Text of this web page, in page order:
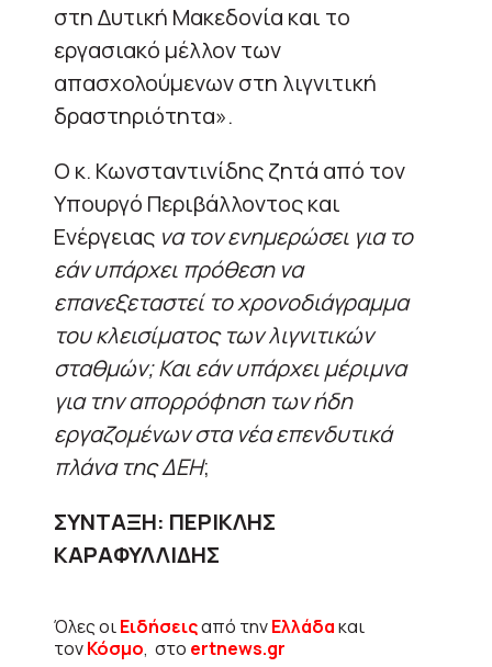
στη Δυτική Μακεδονία και το
εργασιακό μέλλον των
απασχολούμενων στη λιγνιτική
δραστηριότητα».
Ο κ. Κωνσταντινίδης ζητά από τον
Υπουργό Περιβάλλοντος και
Ενέργειας να τον ενημερώσει για το
εάν υπάρχει πρόθεση να
επανεξεταστεί το χρονοδιάγραμμα
του κλεισίματος των λιγνιτικών
σταθμών; Και εάν υπάρχει μέριμνα
για την απορρόφηση των ήδη
εργαζομένων στα νέα επενδυτικά
πλάνα της ΔΕΗ;
ΣΥΝΤΑΞΗ: ΠΕΡΙΚΛΗΣ
ΚΑΡΑΦΥΛΛΙΔΗΣ
Όλες οιΕιδήσειςαπό τηνΕλλάδακαι
τονΚόσμο, στο ertnews.gr